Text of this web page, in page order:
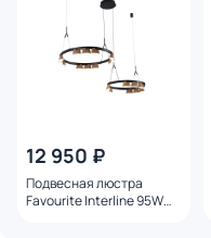
12 950 ₽
Подвесная люстра
Favourite Interline 95W